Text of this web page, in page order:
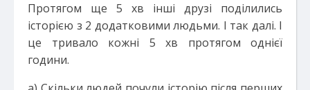
Протягом ще 5 хв інші друзі поділились
історією з 2 додатковими людьми. І так далі. І
це тривало кожні 5 хв протягом однієї
години.